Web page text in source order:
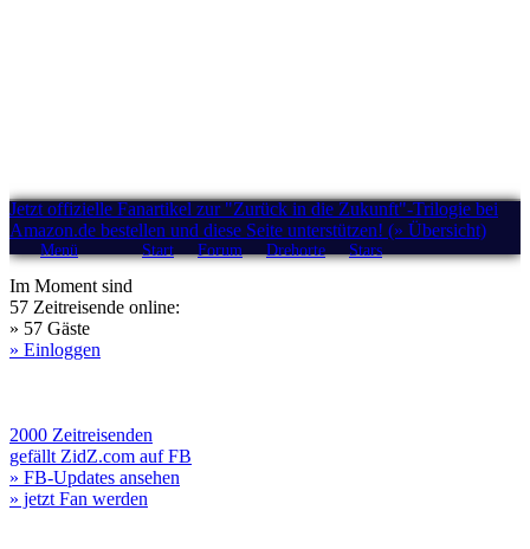
Jetzt offizielle Fanartikel zur "Zurück in die Zukunft"-Trilogie bei
Amazon.de bestellen und diese Seite unterstützen! (» Übersicht)
Menü Start Forum Drehorte Stars
Im Moment sind
57 Zeitreisende online:
» 57 Gäste
» Einloggen
2000 Zeitreisenden
gefällt ZidZ.com auf FB
» FB-Updates ansehen
» jetzt Fan werden